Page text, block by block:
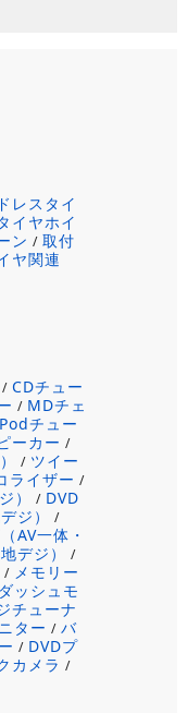
レスタイ
イヤホイ
ン / 取付
ヤ関連
/ CDチュー
/ MDチェ
チュー
ーカー /
/ ツイー
ライザー /
） / DVD
ジ） /
AV一体・
デジ） /
/ メモリー
ッシュモ
チューナ
ター / バ
/ DVDプ
カメラ /